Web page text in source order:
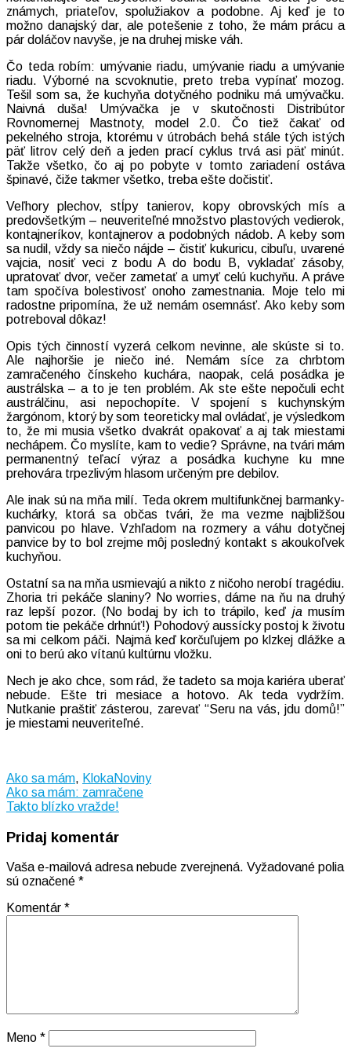
známych, priateľov, spolužiakov a podobne. Aj keď je to
možno danajský dar, ale potešenie z toho, že mám prácu a
pár doláčov navyše, je na druhej miske váh.
Čo teda robím: umývanie riadu, umývanie riadu a umývanie
riadu. Výborné na scvoknutie, preto treba vypínať mozog.
Tešil som sa, že kuchyňa dotyčného podniku má umývačku.
Naivná duša! Umývačka je v skutočnosti Distribútor
Rovnomernej Mastnoty, model 2.0. Čo tiež čakať od
pekelného stroja, ktorému v útrobách behá stále tých istých
päť litrov celý deň a jeden prací cyklus trvá asi päť minút.
Takže všetko, čo aj po pobyte v tomto zariadení ostáva
špinavé, čiže takmer všetko, treba ešte dočistiť.
Veľhory plechov, stĺpy tanierov, kopy obrovských mís a
predovšetkým – neuveriteľné množstvo plastových vedierok,
kontajneríkov, kontajnerov a podobných nádob. A keby som
sa nudil, vždy sa niečo nájde – čistiť kukuricu, cibuľu, uvarené
vajcia, nosiť veci z bodu A do bodu B, vykladať zásoby,
upratovať dvor, večer zametať a umyť celú kuchyňu. A práve
tam spočíva bolestivosť onoho zamestnania. Moje telo mi
radostne pripomína, že už nemám osemnásť. Ako keby som
potreboval dôkaz!
Opis tých činností vyzerá celkom nevinne, ale skúste si to.
Ale najhoršie je niečo iné. Nemám síce za chrbtom
zamračeného čínskeho kuchára, naopak, celá posádka je
austrálska – a to je ten problém. Ak ste ešte nepočuli echt
austrálčinu, asi nepochopíte. V spojení s kuchynským
žargónom, ktorý by som teoreticky mal ovládať, je výsledkom
to, že mi musia všetko dvakrát opakovať a aj tak miestami
nechápem. Čo myslíte, kam to vedie? Správne, na tvári mám
permanentný teľací výraz a posádka kuchyne ku mne
prehovára trpezlivým hlasom určeným pre debilov.
Ale inak sú na mňa milí. Teda okrem multifunkčnej barmanky-
kuchárky, ktorá sa občas tvári, že ma vezme najbližšou
panvicou po hlave. Vzhľadom na rozmery a váhu dotyčnej
panvice by to bol zrejme môj posledný kontakt s akoukoľvek
kuchyňou.
Ostatní sa na mňa usmievajú a nikto z ničoho nerobí tragédiu.
Zhoria tri pekáče slaniny? No worries, dáme na ňu na druhý
raz lepší pozor. (No bodaj by ich to trápilo, keď ja musím
potom tie pekáče drhnúť!) Pohodový aussícky postoj k životu
sa mi celkom páči. Najmä keď korčuľujem po klzkej dlážke a
oni to berú ako vítanú kultúrnu vložku.
Nech je ako chce, som rád, že tadeto sa moja kariéra uberať
nebude. Ešte tri mesiace a hotovo. Ak teda vydržím.
Nutkanie praštiť zásterou, zarevať “Seru na vás, jdu domů!”
je miestami neuveriteľné.
Ako sa mám, KlokaNoviny
Navigácia
v
článku
Ako sa mám: zamračene
Takto blízko vražde!
Pridaj komentár
Vaša e-mailová adresa nebude zverejnená. Vyžadované polia
sú označené *
Komentár *
Meno *